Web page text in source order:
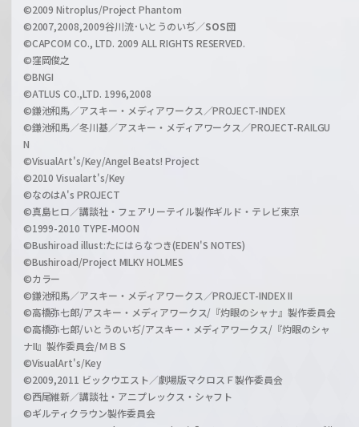
l
©2009 Nitroplus/Project Phantom
©2007,2008,2009谷川流･いとうのいぢ／SOS団
©CAPCOM CO., LTD. 2009 ALL RIGHTS RESERVED.
©窪岡俊之
©BNGI
©ATLUS CO.,LTD. 1996,2008
©鎌池和馬／アスキー・メディアワークス／PROJECT-INDEX
©鎌池和馬／冬川基／アスキー・メディアワークス／PROJECT-RAILGU
N
©VisualArt's/Key/Angel Beats! Project
©2010 Visualart's/Key
©なのはA's PROJECT
©真島ヒロ／講談社・フェアリーテイル製作ギルド・テレビ東京
©1999-2010 TYPE-MOON
©Bushiroad illust:たにはらなつき(EDEN'S NOTES)
©Bushiroad/Project MILKY HOLMES
©カラー
©鎌池和馬／アスキー・メディアワークス／PROJECT-INDEX II
©高橋弥七郎/アスキー・メディアワークス/『灼眼のシャナ』製作委員会
©高橋弥七郎/いとうのいぢ/アスキー・メディアワークス/『灼眼のシャ
ナII』製作委員会/ＭＢＳ
©VisualArt's/Key
©2009,2011 ビックウエスト／劇場版マクロスＦ製作委員会
©西尾維新／講談社・アニプレックス・シャフト
©ギルティクラウン製作委員会